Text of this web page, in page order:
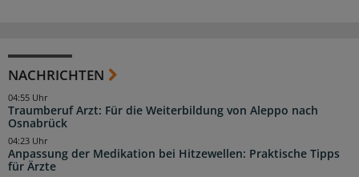
NACHRICHTEN
Traumberuf Arzt: Für die Weiterbildung von Aleppo nach
Osnabrück
04:55 Uhr
Anpassung der Medikation bei Hitzewellen: Praktische Tipps
für Ärzte
04:23 Uhr